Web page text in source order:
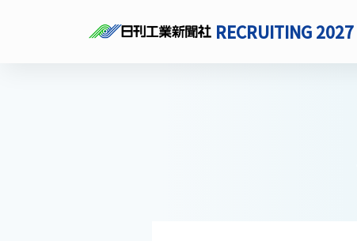
RECRUITING 2027